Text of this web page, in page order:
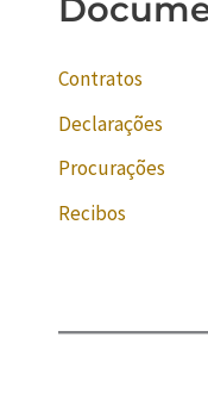
Contratos
Declarações
Procurações
Recibos